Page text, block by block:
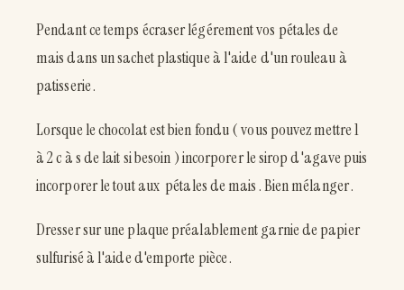
Pendant ce temps écraser légérement vos pétales de
mais dans un sachet plastique à l'aide d'un rouleau à
patisserie .
Lorsque le chocolat est bien fondu ( vous pouvez mettre 1
à 2 c à s de lait si besoin ) incorporer le sirop d'agave puis
incorporer le tout aux pétales de mais . Bien mélanger .
Dresser sur une plaque préalablement garnie de papier
sulfurisé à l'aide d'emporte pièce .